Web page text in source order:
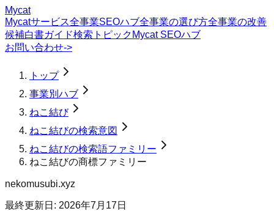
Mycat
Mycatサービス全事業SEOハブ全事業の選び方全事業の改善
候補白書ガイド検索トピック Mycat SEOハブ
お問い合わせ->
トップ
事業別ハブ
ねこ結び
ねこ結びの検索意図
ねこ結びの検索語ファミリー
ねこ結びの商標ファミリー
nekomusubi.xyz
最終更新日: 2026年7月17日